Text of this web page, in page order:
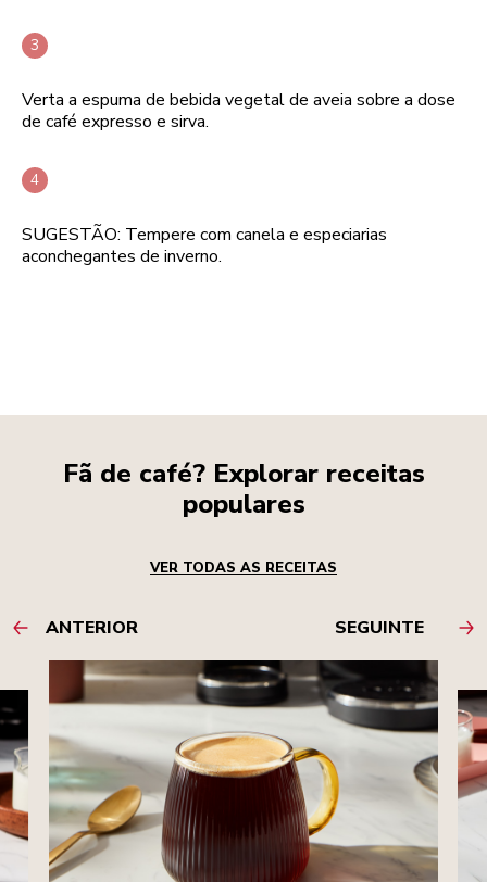
Verta a espuma de bebida vegetal de aveia sobre a dose
de café expresso e sirva.
SUGESTÃO: Tempere com canela e especiarias
aconchegantes de inverno.
Fã de café? Explorar receitas
populares
VER TODAS AS RECEITAS
ANTERIOR SEGUINTE